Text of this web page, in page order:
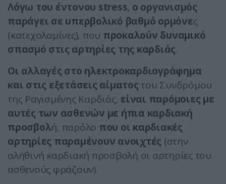
Λόγω του έντονου stress, ο οργανισμός
παράγει σε υπερβολικό βαθμό ορμόνες
(κατεχολαμίνες), που προκαλούν δυναμικό
σπασμό στις αρτηρίες της καρδιάς.
Οι αλλαγές στο ηλεκτροκαρδιογράφημα
και στις εξετάσεις αίματος του Συνδρόμου
της Ραγισμένης Καρδιάς, είναι παρόμοιες με
αυτές των ασθενών με ήπια καρδιακή
προσβολή, παρόλο που οι καρδιακές
αρτηρίες παραμένουν ανοιχτές (στην
αληθινή καρδιακή προσβολή οι αρτηρίες του
ασθενούς φράζουν).